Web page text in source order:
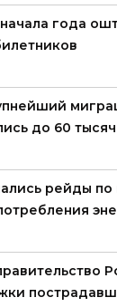
года
до 60
рейды